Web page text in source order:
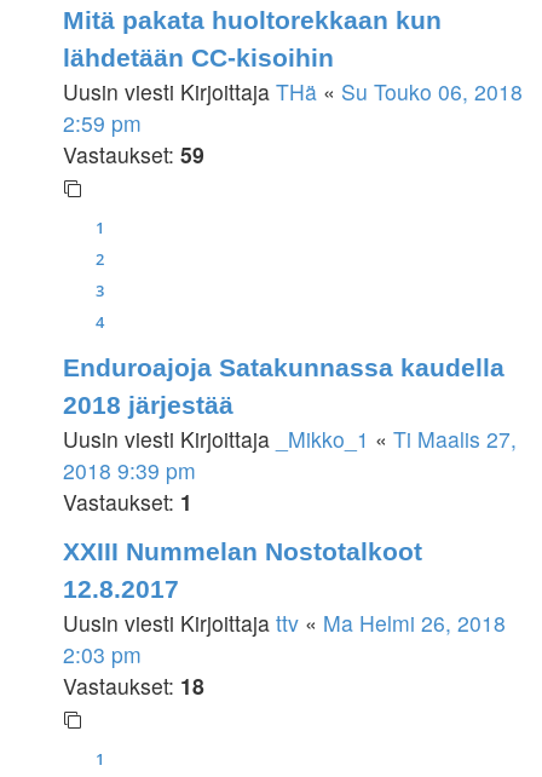
Mitä pakata huoltorekkaan kun
lähdetään CC-kisoihin
Uusin viesti Kirjoittaja THä « Su Touko 06, 2018
2:59 pm
Vastaukset: 59
1
2
3
4
Enduroajoja Satakunnassa kaudella
2018 järjestää
Uusin viesti Kirjoittaja _Mikko_1 « Ti Maalis 27,
2018 9:39 pm
Vastaukset: 1
XXIII Nummelan Nostotalkoot
12.8.2017
Uusin viesti Kirjoittaja ttv « Ma Helmi 26, 2018
2:03 pm
Vastaukset: 18
1